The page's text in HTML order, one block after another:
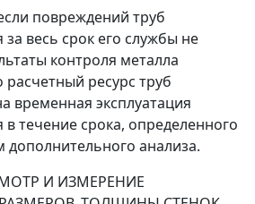
повреждений труб
за весь срок его службы не
контроля металла
ресурс труб
временная эксплуатация
в течение срока, определенного
дополнительного анализа.
И ИЗМЕРЕНИЕ